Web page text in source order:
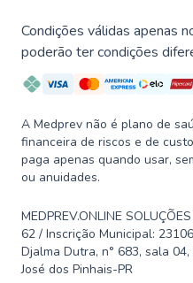
Condições válidas apenas
poderão ter condições
A Medprev não é plano de
financeira de riscos e de
paga apenas quando usar,
ou anuidades.
MEDPREV.ONLINE
62 / Inscrição Municipal:
Djalma Dutra, n° 683, sala
José dos Pinhais-PR